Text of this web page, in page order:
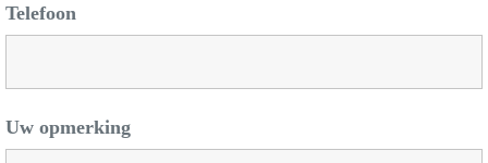
Telefoon
Uw opmerking